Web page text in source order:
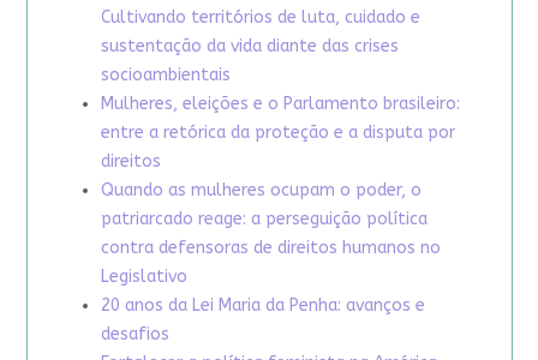
Cultivando territórios de luta, cuidado e
sustentação da vida diante das crises
socioambientais
Mulheres, eleições e o Parlamento brasileiro:
entre a retórica da proteção e a disputa por
direitos
Quando as mulheres ocupam o poder, o
patriarcado reage: a perseguição política
contra defensoras de direitos humanos no
Legislativo
20 anos da Lei Maria da Penha: avanços e
desafios